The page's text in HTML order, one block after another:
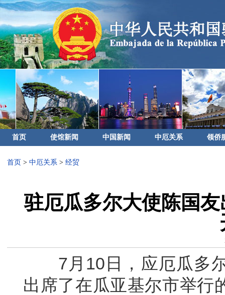
首页 使馆新闻 中国新闻 中厄关系 领侨
首页 > 中厄关系 > 经贸
驻厄瓜多尔大使陈国
7月10日，应厄瓜多尔
出席了在瓜亚基尔市举行